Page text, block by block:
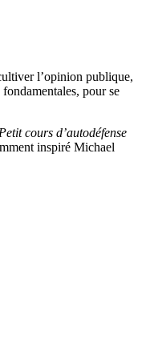
l’opinion publique,
pour se
Petit cours d’autodéfense
inspiré Michael